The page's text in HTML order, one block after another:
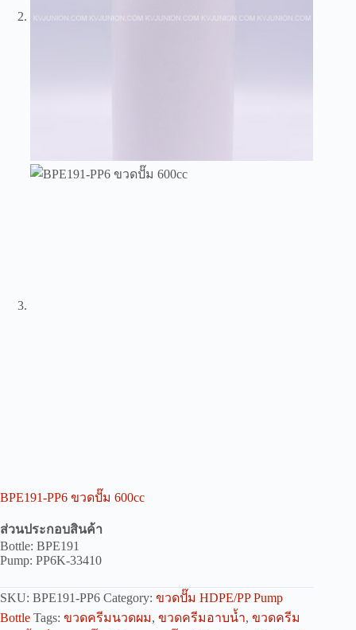
BPE191-PP6 ขวดปั๊ม 600cc
ส่วนประกอบสินค้า
Bottle: BPE191
Pump: PP6K-33410
SKU: BPE191-PP6 Category: ขวดปั๊ม HDPE/PP Pump
Bottle Tags: ขวดครีมนวดผม, ขวดครีมอาบน้ำ, ขวดครีม